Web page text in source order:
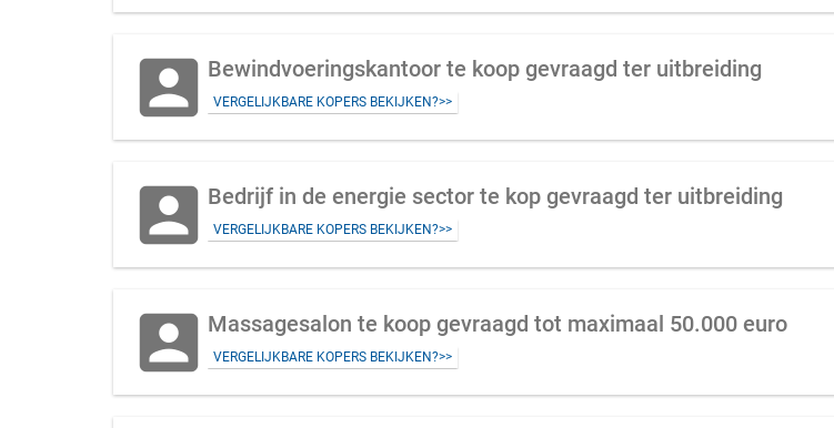
account_box Bewindvoeringskantoor te koop gevraagd ter uitbreiding
VERGELIJKBARE KOPERS BEKIJKEN?>>
account_box Bedrijf in de energie sector te kop gevraagd ter uitbreiding
VERGELIJKBARE KOPERS BEKIJKEN?>>
account_box Massagesalon te koop gevraagd tot maximaal 50.000 euro
VERGELIJKBARE KOPERS BEKIJKEN?>>